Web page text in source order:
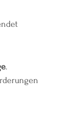
.